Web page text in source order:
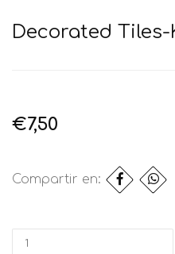
Decorated Tiles-
€7,50
Compartir en: